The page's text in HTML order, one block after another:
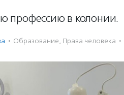
профессию в колонии.
· Образование, Права человека ·